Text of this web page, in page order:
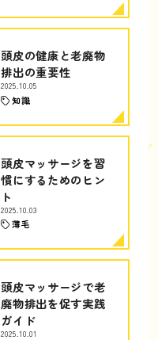
頭皮の健康と老廃物
排出の重要性
2025.10.05
知識
頭皮マッサージを習
慣にするためのヒン
ト
2025.10.03
薄毛
頭皮マッサージで老
廃物排出を促す実践
ガイド
2025.10.01